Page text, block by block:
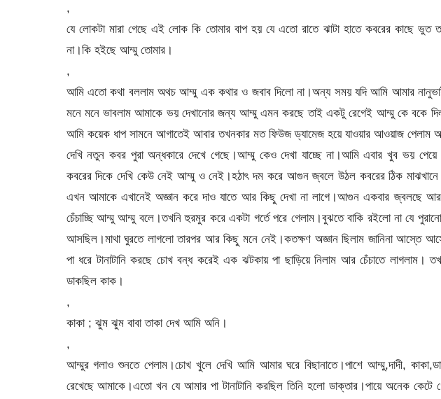
,
যে লোকটা মারা গেছে এই লোক কি তোমার বাপ হয় যে এতো রাতে ঝাটা হাতে কবরের কাছে ভুত
না।কি হইছে আম্মু তোমার।
,
আমি এতো কথা বললাম অথচ আম্মু এক কথার ও জবাব দিলো না।অন্য সময় যদি আমি আমার
মনে মনে ভাবলাম আমাকে ভয় দেখানোর জন্য আম্মু এমন করছে তাই একটু রেগেই আম্মু কে বকে
আমি কয়েক ধাপ সামনে আগাতেই আবার তখনকার মত ফিউজ ড্যামেজ হয়ে যাওয়ার আওয়াজ পেলাম
দেখি নতুন কবর পুরা অন্ধকারে দেখে গেছে।আম্মু কেও দেখা যাচ্ছে না।আমি এবার খুব ভয়
কবরের দিকে দেখি কেউ নেই আম্মু ও নেই।হঠাৎ দম করে আগুন জ্বলে উঠল কবরের ঠিক
এখন আমাকে এখানেই অজ্ঞান করে দাও যাতে আর কিছু দেখা না লাগে।আগুন একবার জ্বলছে
চেঁচাচ্ছি আম্মু আম্মু বলে।তখনি হুরমুর করে একটা গর্তে পরে গেলাম।বুঝতে বাকি রইলো না যে
আসছিল।মাথা ঘুরতে লাগলো তারপর আর কিছু মনে নেই।কতক্ষণ অজ্ঞান ছিলাম জানিনা আস্তে
পা ধরে টানাটানি করছে চোখ বন্ধ করেই এক ঝটকায় পা ছাড়িয়ে নিলাম আর চেঁচাতে
ডাকছিল কাক।
,
কাকা ; ঝুম ঝুম বাবা তাকা দেখ আমি অনি।
,
আম্মুর গলাও শুনতে পেলাম।চোখ খুলে দেখি আমি আমার ঘরে বিছানাতে।পাশে আম্মু,দাদী,
রেখেছে আমাকে।এতো খন যে আমার পা টানাটানি করছিল তিনি হলো ডাক্তার।পায়ে অনেক কেটে